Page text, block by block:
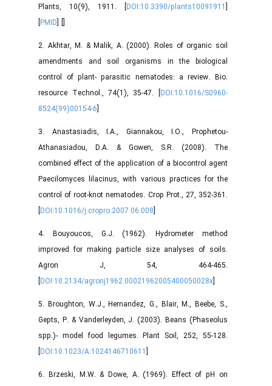
Plants, 10(9), 1911. [DOI:10.3390/plants10091911
[PMID] [
2. Akhtar, M. & Malik, A. (2000). Roles of organic soil
amendments and soil organisms in the biological
control of plant- parasitic nematodes: a review. Bio.
resource Technol., 74(1), 35-47. [DOI:10.1016/S0960-
8524(99)00154-6
3. Anastasiadis, I.A., Giannakou, I.O., Prophetou-
Athanasiadou, D.A. & Gowen, S.R. (2008). The
combined effect of the application of a biocontrol agent
Paecilomyces lilacinus, with various practices for the
control of root-knot nematodes. Crop Prot., 27, 352-361.
[DOI:10.1016/j.cropro.2007.06.008
4. Bouyoucos, G.J. (1962). Hydrometer method
improved for making particle size analyses of soils.
Agron J, 54, 464-465.
[DOI:10.2134/agronj1962.00021962005400050028x
5. Broughton, W.J., Hernandez, G., Blair, M., Beebe, S.,
Gepts, P. & Vanderleyden, J. (2003). Beans (Phaseolus
spp.)- model food legumes. Plant Soil, 252, 55-128.
[DOI:10.1023/A:1024146710611
6. Brzeski, M.W. & Dowe, A. (1969). Effect of pH on